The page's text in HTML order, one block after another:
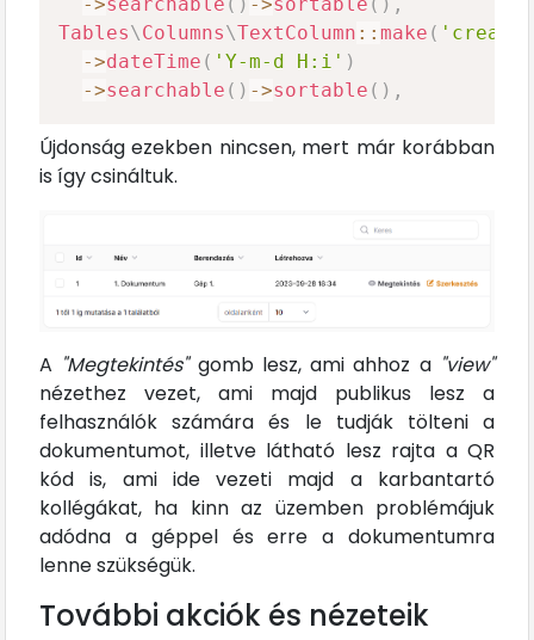
Tables\Columns\TextColumn :: make (
->dateTime ( 'Y-m-d H:i' )
->searchable ( ) ->sortable ( ) ,
Újdonság ezekben nincsen, mert már korábban
is így csináltuk.
A "Megtekintés"gomb lesz, ami ahhoz a "view"
nézethez vezet, ami majd publikus lesz a
felhasználók számára és le tudják tölteni a
dokumentumot, illetve látható lesz rajta a QR
kód is, ami ide vezeti majd a karbantartó
kollégákat, ha kinn az üzemben problémájuk
adódna a géppel és erre a dokumentumra
lenne szükségük.
További akciók és nézeteik